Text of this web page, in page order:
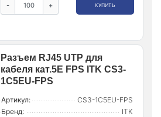
- + КУПИТЬ
Разъем RJ45 UTP для
кабеля кат.5E FPS ITK CS3-
1C5EU-FPS
Артикул:
CS3-1C5EU-FPS
Бренд:
ITK